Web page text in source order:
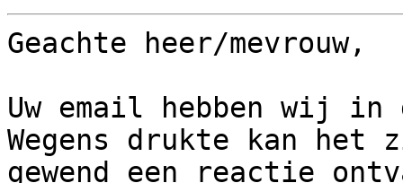
Geachte heer/mevrouw,
Uw email hebben wij in
Wegens drukte kan
gewend een reactie